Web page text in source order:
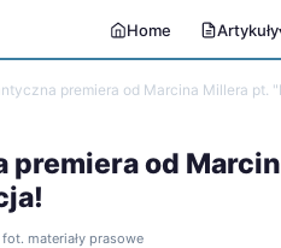
Home Artykuły
premiera od Marcina Millera pt.
od
fot. materiały prasowe